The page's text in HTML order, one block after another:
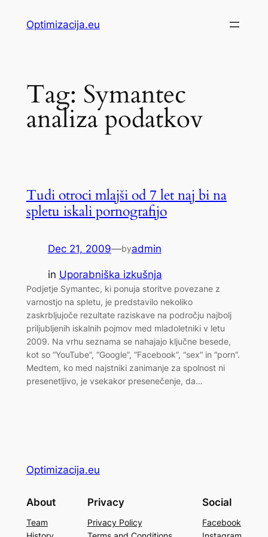
Optimizacija.eu
Tag: Symantec
analiza podatkov
Tudi otroci mlajši od 7 let naj bi na
spletu iskali pornografijo
Dec 21, 2009—byadmin
in Uporabniška izkušnja
Podjetje Symantec, ki ponuja storitve povezane z
varnostjo na spletu, je predstavilo nekoliko
zaskrbljujoče rezultate raziskave na področju najbolj
priljubljenih iskalnih pojmov med mladoletniki v letu
2009. Na vrhu seznama se nahajajo ključne besede,
kot so “YouTube”, “Google”, “Facebook”, “sex” in “porn”.
Medtem, ko med najstniki zanimanje za spolnost ni
presenetljivo, je vsekakor presenečenje, da…
Optimizacija.eu
About
Team
Privacy
Privacy Policy
Social
Facebook